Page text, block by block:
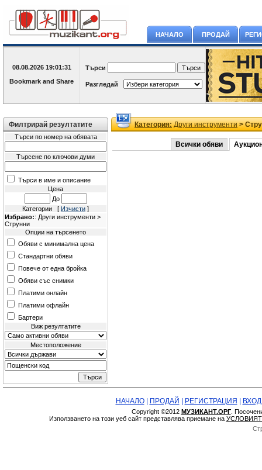
НАЧАЛО ПРОДАЙ
08.08.2026 19:01:31 Търси
Разгледай
Филтрирай резултатите
Търси по номер на обявата
Търсене по ключови думи
Търси в име и описание
Цена
До
Категории [ Изчисти ]
Избрано:: Други инструменти >
Струнни
Опции на търсенето
Обяви с минимална цена
Стандартни обяви
Повече от една бройка
Обяви със снимки
Платими онлайн
Платими офлайн
Бартери
Виж резултатите
Местоположение
Категория: Други инструменти>
Всички обяви
НАЧАЛО| ПРОДАЙ РЕГИСТРАЦИЯ ВХОД
Copyright ©2012 МУЗИКАНТ.ОРГ.
Използването на този уеб сайт представлява приемане на